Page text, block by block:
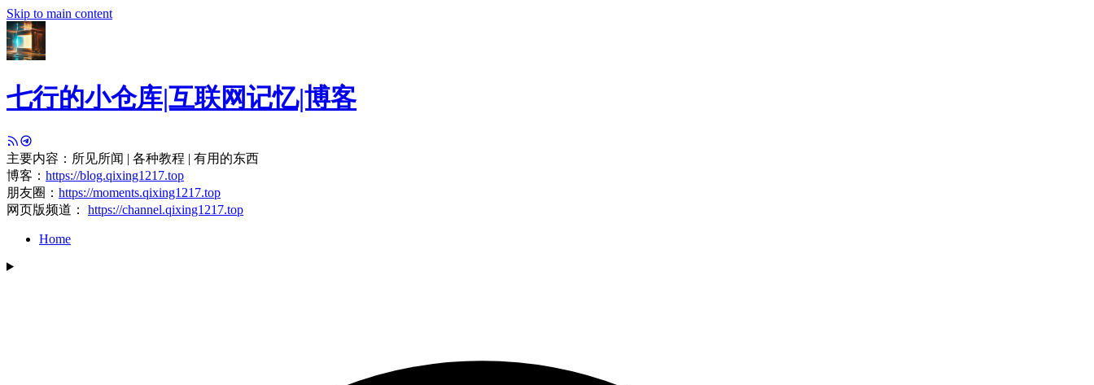
Skip to main content
七行的小仓库|互联网记忆|博客
主要内容：所见所闻 | 各种教程 | 有用的东西
博客： https://blog.qixing1217.top
朋友圈： https://moments.qixing1217.top
网页版频道： https://channel.qixing1217.top
Home